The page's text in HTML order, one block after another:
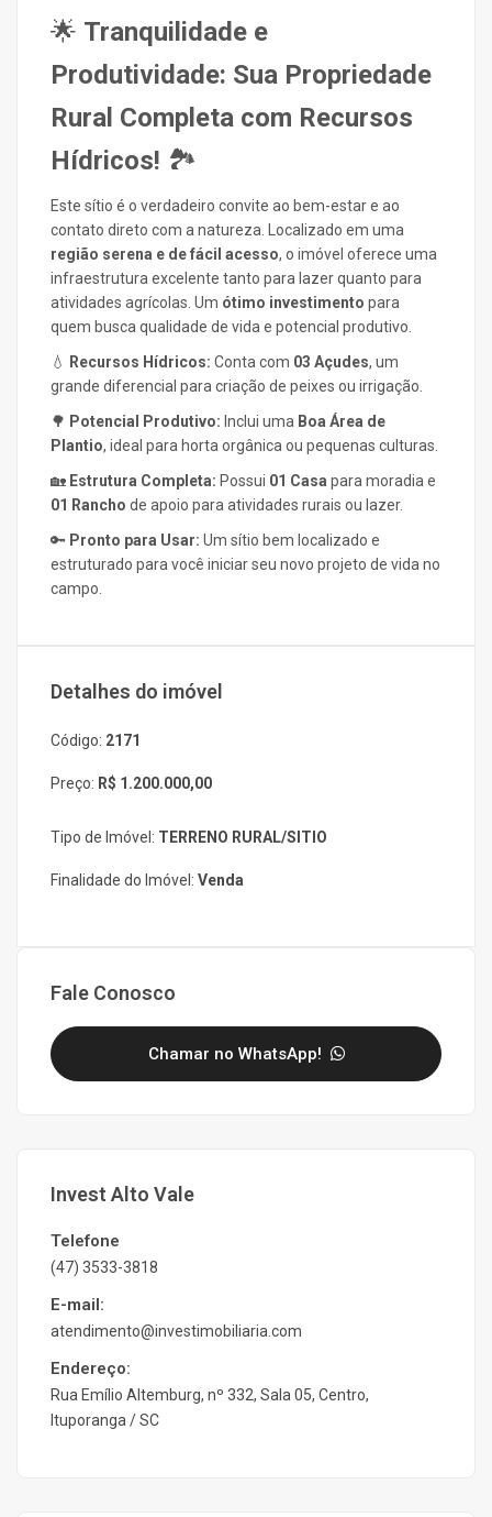
🌟 Tranquilidade e
Produtividade: Sua Propriedade
Rural Completa com Recursos
Hídricos! 🏞️
Este sítio é o verdadeiro convite ao bem-estar e ao
contato direto com a natureza. Localizado em uma
região serena e de fácil acesso, o imóvel oferece uma
infraestrutura excelente tanto para lazer quanto para
atividades agrícolas. Um ótimo investimento para
quem busca qualidade de vida e potencial produtivo.
💧
Recursos Hídricos: Conta com 03 Açudes, um
grande diferencial para criação de peixes ou irrigação.
🌳 Potencial Produtivo: Inclui uma Boa Área de
Plantio, ideal para horta orgânica ou pequenas culturas.
🏡 Estrutura Completa: Possui 01 Casa para moradia e
01 Rancho de apoio para atividades rurais ou lazer.
🔑 Pronto para Usar: Um sítio bem localizado e
estruturado para você iniciar seu novo projeto de vida no
campo.
Detalhes do imóvel
Código: 2171
Preço: R$ 1.200.000,00
Tipo de Imóvel: TERRENO RURAL/SITIO
Finalidade do Imóvel: Venda
Fale Conosco
Chamar no WhatsApp!
Invest Alto Vale
Telefone
(47) 3533-3818
E-mail:
atendimento@investimobiliaria.com
Endereço:
Rua Emílio Altemburg, nº 332, Sala 05, Centro,
Ituporanga / SC